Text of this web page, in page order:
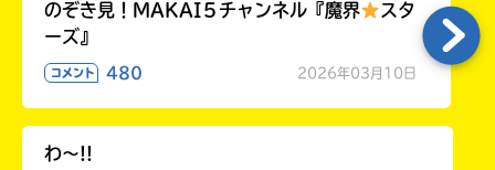
のぞき見！MAKAI５チャンネル『魔界
スタ
ーズ』
コメント 480 2026年03月10日
わ〜!!